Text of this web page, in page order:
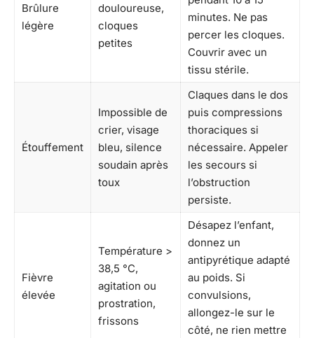
Brûlure
légère
douloureuse,
cloques
petites
minutes. Ne pas
percer les cloques.
Couvrir avec un
tissu stérile.
Étouffement
Impossible de
crier, visage
bleu, silence
soudain après
toux
Claques dans le dos
puis compressions
thoraciques si
nécessaire. Appeler
les secours si
l’obstruction
persiste.
Fièvre
élevée
Température >
38,5 °C,
agitation ou
prostration,
frissons
Désapez l’enfant,
donnez un
antipyrétique adapté
au poids. Si
convulsions,
allongez-le sur le
côté, ne rien mettre